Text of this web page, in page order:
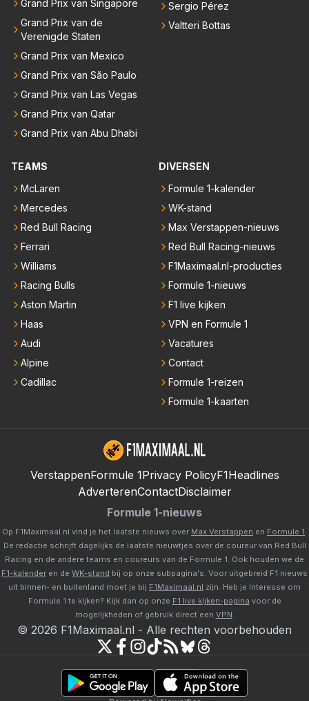
Grand Prix van Singapore
Grand Prix van de
Verenigde Staten
Grand Prix van Mexico
Grand Prix van São Paulo
Grand Prix van Las Vegas
Grand Prix van Qatar
Grand Prix van Abu Dhabi
Sergio Pérez
Valtteri Bottas
TEAMS
McLaren
Mercedes
Red Bull Racing
Ferrari
Williams
Racing Bulls
Aston Martin
Haas
Audi
Alpine
Cadillac
DIVERSEN
Formule 1-kalender
WK-stand
Max Verstappen-nieuws
Red Bull Racing-nieuws
F1Maximaal.nl-producties
Formule 1-nieuws
F1 live kijken
VPN en Formule 1
Vacatures
Contact
Formule 1-reizen
Formule 1-kaarten
VerstappenFormule 1Privacy PolicyF1Headlines
AdverterenContactDisclaimer
Formule 1-nieuws
Op F1Maximaal.nl vind je het laatste nieuws over Max Verstappen en Formule 1
De redactie schrijft dagelijks de laatste nieuwtjes over de coureur van Red Bull
Racing en de andere teams en coureurs van de Formule 1. Ook houden we de
F1-kalender en de WK-stand bij op onze subpagina's. Voor uitgebreid F1 nieuws
uit binnen- en buitenland moet je bij F1Maximaal.nl zijn. Heb je interesse om
Formule 1 te kijken? Kijk dan op onze F1 live kijken-pagina voor de
mogelijkheden of gebruik direct een VPN
© 2026 F1Maximaal.nl - Alle rechten voorbehouden